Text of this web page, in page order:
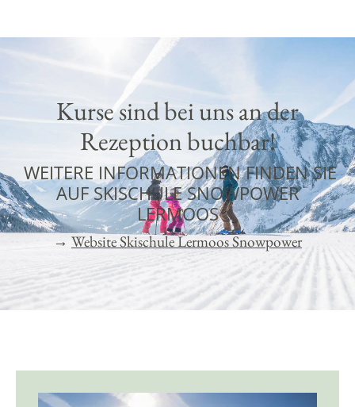
Kurse sind bei uns an der
Rezeption buchbar!
WEITERE INFORMATIONEN FINDEN SIE
AUF SKISCHULE SNOWPOWER
LERMOOS
→ Website Skischule Lermoos Snowpower